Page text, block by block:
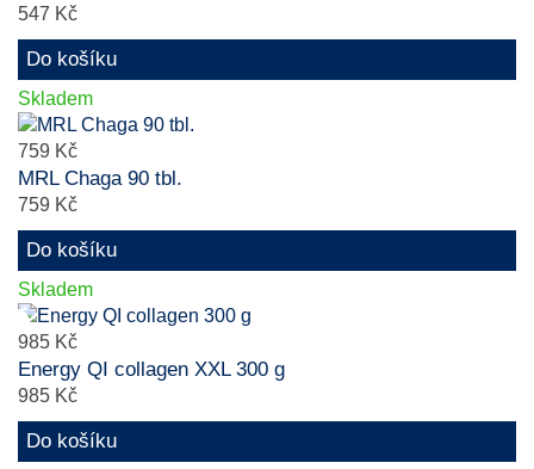
547 Kč
Do košíku
Skladem
759 Kč
MRL Chaga 90 tbl.
759 Kč
Do košíku
Skladem
985 Kč
Energy QI collagen XXL 300 g
985 Kč
Do košíku